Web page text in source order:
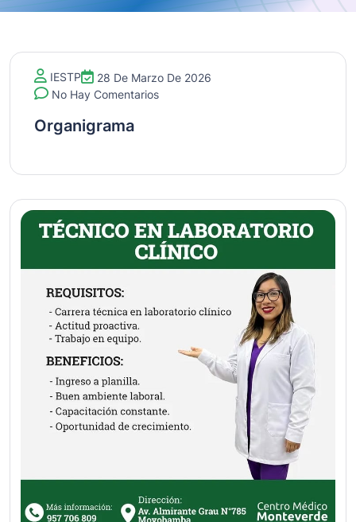
IESTP
28 De Marzo De 2026
No Hay Comentarios
Organigrama